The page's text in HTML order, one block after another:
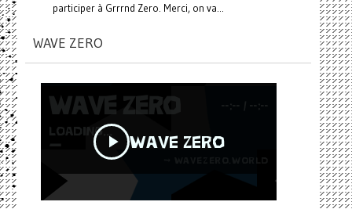
participer à Grrrnd Zero. Merci, on va...
WAVE ZERO